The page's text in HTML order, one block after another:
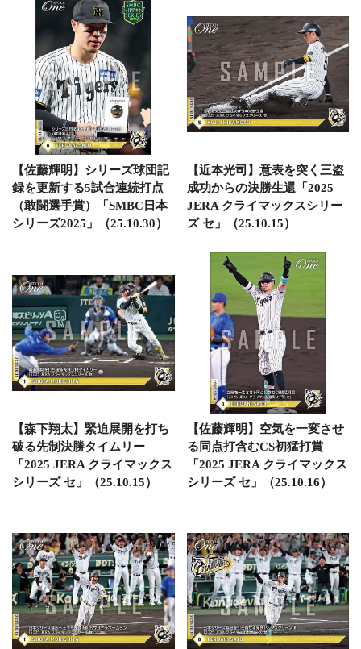
【佐藤輝明】シリーズ球団記
録を更新する5試合連続打点
（敢闘選手賞）「SMBC日本
シリーズ2025」（25.10.30）
【近本光司】意表を突く三盗
成功からの決勝生還「2025
JERA クライマックスシリー
ズ セ」（25.10.15）
【森下翔太】緊迫展開を打ち
破る先制決勝タイムリー
「2025 JERA クライマックス
シリーズ セ」（25.10.15）
【佐藤輝明】空気を一変させ
る同点打含むCS初猛打賞
「2025 JERA クライマックス
シリーズ セ」（25.10.16）